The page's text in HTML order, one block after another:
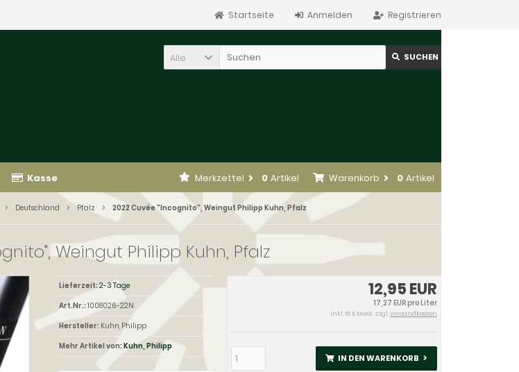
Registrieren
Anmelden
Startseite
Alle SUCHEN
Kasse Warenkorb 0 Artikel
Merkzettel 0 Artikel
Deutschland Pfalz 2022 Cuvée "Incognito", Weingut Philipp Kuhn, Pfalz
Weingut Philipp Kuhn, Pfalz
12,95 EUR
17,27 EUR pro Liter
inkl. 19 % MwSt. zzgl.Versandkosten
IN DEN WARENKORB
Lieferzeit:2-3 Tage
Art.Nr.: 1008026-22N
Hersteller: Kuhn, Philipp
Mehr Artikel von: Kuhn, Philipp